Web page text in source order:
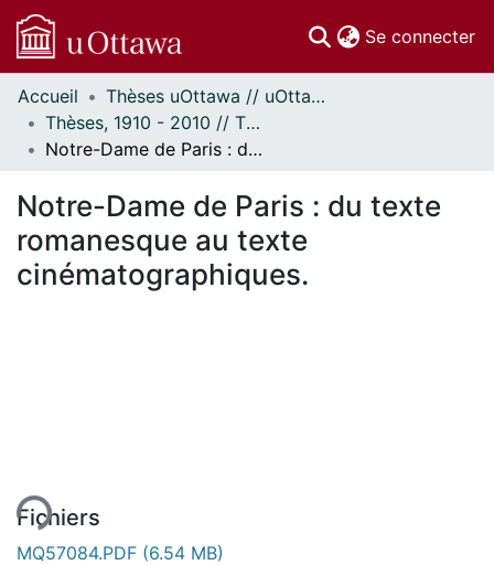
Se connecter
Communautés
et collections
Parcourir
À propos
Accueil
Thèses uOttawa // uOttawa Theses
Thèses, 1910 - 2010 // Theses, 1910 - 2010
Notre-Dame de Paris : du texte romanesque au texte cinématographiques.
Notre-Dame de Paris : du texte
romanesque au texte
cinématographiques.
Fichiers
MQ57084.PDF (6.54 MB)